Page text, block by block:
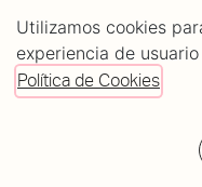
Utilizamos cookies
experiencia de
Política de Cookies